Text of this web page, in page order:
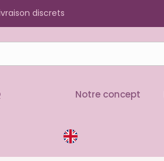
discrets
Notre concept